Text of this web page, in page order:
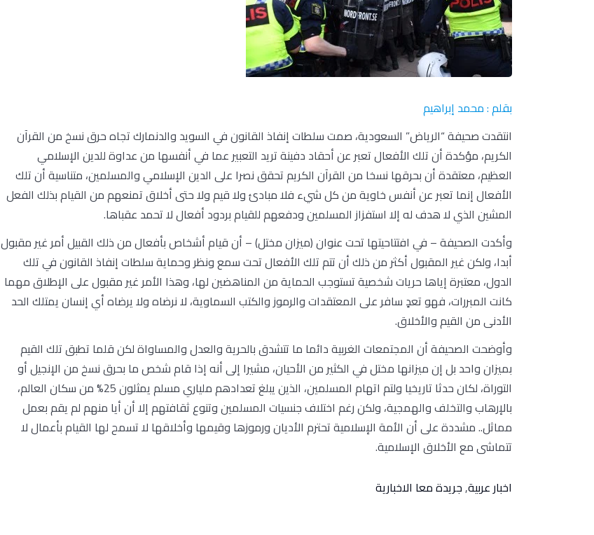
بقلم : محمد إبراهيم
انتقدت صحيفة “الرياض” السعودية، صمت سلطات إنفاذ القانون في السويد والدنمارك تجاه حرق نسخ من القرآن
الكريم، مؤكدة أن تلك الأفعال تعبر عن أحقاد دفينة تريد التعبير عما في أنفسها من عداوة للدين الإسلامي
العظيم، معتقدة أن بحرقها نسخا من القرآن الكريم تحقق نصرا على الدين الإسلامي والمسلمين، متناسية أن تلك
الأفعال إنما تعبر عن أنفس خاوية من كل شيء فلا مبادئ ولا قيم ولا حتى أخلاق تمنعهم من القيام بذلك الفعل
المشين الذي لا هدف له إلا استفزاز المسلمين ودفعهم للقيام بردود أفعال لا تحمد عقباها.
وأكدت الصحيفة – في افتتاحيتها تحت عنوان (ميزان مختل) – أن قيام أشخاص بأفعال من ذلك القبيل أمر غير مقبول
أبدا، ولكن غير المقبول أكثر من ذلك أن تتم تلك الأفعال تحت سمع ونظر وحماية سلطات إنفاذ القانون في تلك
الدول، معتبرة إياها حريات شخصية تستوجب الحماية من المناهضين لها، وهذا الأمر غير مقبول على الإطلاق مهما
كانت المبررات، فهو تعدٍ سافر على المعتقدات والرموز والكتب السماوية، لا نرضاه ولا يرضاه أي إنسان يمتلك الحد
الأدنى من القيم والأخلاق.
وأوضحت الصحيفة أن المجتمعات الغربية دائما ما تتشدق بالحرية والعدل والمساواة لكن قلما تطبق تلك القيم
بميزان واحد بل إن ميزانها مختل في الكثير من الأحيان، مشيرا إلى أنه إذا قام شخص ما بحرق نسخ من الإنجيل أو
التوراة، لكان حدثا تاريخيا ولتم اتهام المسلمين، الذين يبلغ تعدادهم ملياري مسلم يمثلون 25% من سكان العالم،
بالإرهاب والتخلف والهمجية، ولكن رغم اختلاف جنسيات المسلمين وتنوع ثقافتهم إلا أن أيا منهم لم يقم بعمل
مماثل.. مشددة على أن الأمة الإسلامية تحترم الأديان ورموزها وقيمها وأخلاقها لا تسمح لها القيام بأعمال لا
تتماشى مع الأخلاق الإسلامية.
اخبار عربية,جريدة معا الاخبارية